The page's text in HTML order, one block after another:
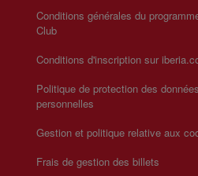
Conditions générales du
Club
Conditions d'inscription sur
Politique de protection des données
personnelles
Gestion et politique relative aux
Frais de gestion des billets